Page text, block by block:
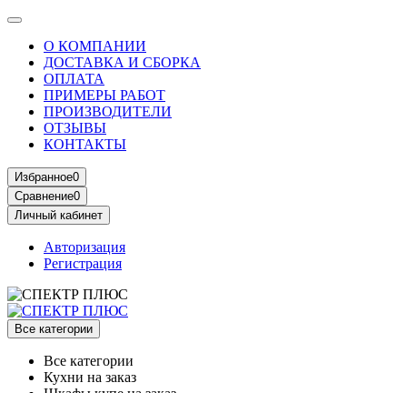
О КОМПАНИИ
ДОСТАВКА И СБОРКА
ОПЛАТА
ПРИМЕРЫ РАБОТ
ПРОИЗВОДИТЕЛИ
ОТЗЫВЫ
КОНТАКТЫ
Избранное0
Сравнение0
Личный кабинет
Авторизация
Регистрация
Все категории
Все категории
Кухни на заказ